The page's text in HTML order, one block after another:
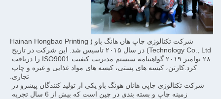
شرکت تکنالوژی چاپ هان هانگ باو (Hainan Hongbao Printing
Technology Co., Ltd) در سال ۲۰۱۵ تاسیس شد. این شرکت در تاریخ
۲۸ نوامبر ۲۰۱۹ گواهینامه سیستم مدیریت کیفیت ISO9001 را دریافت
کرد.کارتن، کیسه های پستی، کیسه های مواد غذایی و غیره و چاپ
شرکت تکنالوژی چاپی هانان هونگ باو یکی از تولید کنندگان پیشرو در
زمینه چاپ و بسته بندی در چین است که بیش از 6 سال تجربه